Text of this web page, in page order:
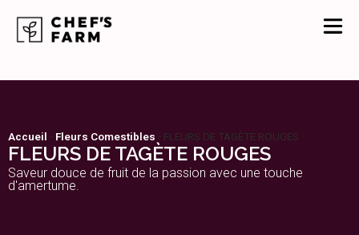
Accueil - Fleurs Comestibles - FLEURS DE TAGÈTE ROUGES
FLEURS DE TAGÈTE ROUGES
Saveur douce de fruit de la passion avec une touche
d'amertume.